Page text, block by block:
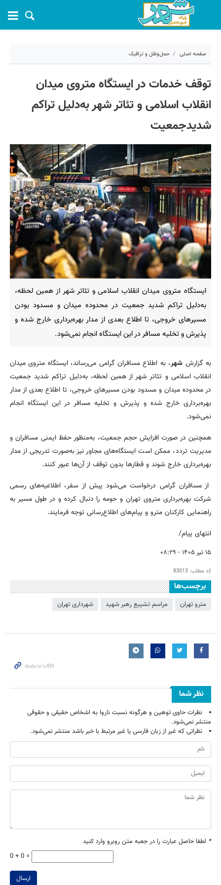
صفحه اصلی حمل‌ونقل و ترافیک
توقف خدمات در ایستگاه متروی میدان
انقلاب اسلامی و تئاتر شهر به‌دلیل تراکم
شدیدجمعیت
ایستگاه متروی میدان انقلاب اسلامی و تئاتر شهر از همین لحظه،
به‌دلیل تراکم شدید جمعیت در محدوده میدان و مسدود بودن
مسیرهای خروجی، تا اطلاع بعدی از مدار بهره‌برداری خارج شده و
پذیرش و تخلیه مسافر در این ایستگاه انجام نمی‌شود.
به گزارش شهر، به اطلاع مسافران گرامی می‌رساند، ایستگاه متروی میدان
انقلاب اسلامی و تئاتر شهر از همین لحظه، به‌دلیل تراکم شدید جمعیت
در محدوده میدان و مسدود بودن مسیرهای خروجی، تا اطلاع بعدی از مدار
بهره‌برداری خارج شده و پذیرش و تخلیه مسافر در این ایستگاه انجام
نمی‌شود.
همچنین در صورت افزایش حجم جمعیت، به‌منظور حفظ ایمنی مسافران و
مدیریت تردد، ممکن است ایستگاه‌های مجاور نیز به‌صورت تدریجی از مدار
بهره‌برداری خارج شوند و قطارها بدون توقف از آن‌ها عبور کنند.
از مسافران گرامی درخواست می‌شود پیش از سفر، اطلاعیه‌های رسمی
شرکت بهره‌برداری متروی تهران و حومه را دنبال کرده و در طول مسیر به
راهنمایی کارکنان مترو و پیام‌های اطلاع‌رسانی توجه فرمایند.
انتهای پیام/
۱۵ تیر ۱۴۰۵ - ۰۸:۲۹
کد مطلب: 83013
برچسب‌ها
مترو تهران مراسم تشییع رهبر شهید شهرداری تهران
نظر شما
نظرات حاوی توهین و هرگونه نسبت ناروا به اشخاص حقیقی و حقوقی
منتشر نمی‌شود.
نظراتی که غیر از زبان فارسی یا غیر مرتبط با خبر باشد منتشر نمی‌شود.
* لطفا حاصل عبارت را در جعبه متن روبرو وارد کنید
0 + 0 =
ارسال